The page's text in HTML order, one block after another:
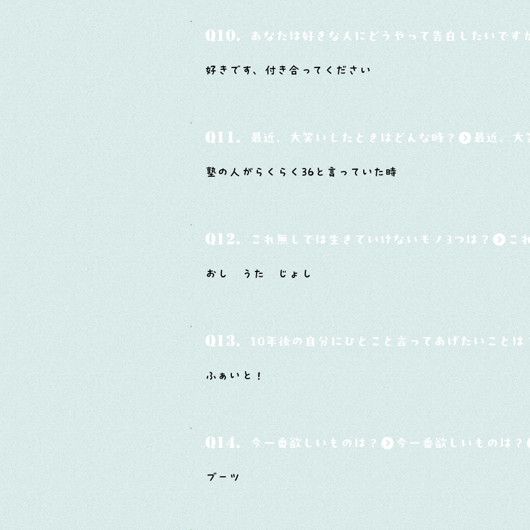
Q10. あなたは好きな人にどうやって告白したいです
好きです、付き合ってください
Q11. 最近、大笑いしたときはどんな時？
塾の人がらくらく36と言っていた時
Q12. これ無しでは生きていけないモノ3つは？
おし うた じょし
Q13. 10年後の自分にひとこと言ってあげたいことは
ふぁいと！
Q14. 今一番欲しいものは？
ブーツ